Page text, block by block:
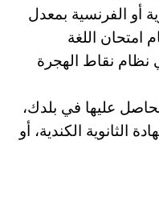
أو الفرنسية بمعدل
نقطة في نظام نقاط الهجرة
عليها في بلدك،
الثانوية الكندية، أو